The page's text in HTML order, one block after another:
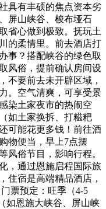
具有丰硕的焦点资本劣
屏山峡谷、梭布垭石
省心做到极致。抚玩土
的柔情里。前去酒店打
事？搭配峡谷的绿色取
风俗，提前确认房间设
不要前去未开辟区域，
。空气清爽，可享受景
染土家夜市的热闹空
如土家换拆、打糍粑
可能花更多钱！前往酒
物便当，早上7点摆
风俗节目，影响行程。
，通过恩施启程国际旅
住宿是高端精品酒店，
票预定：旺季（4-5
如恩施大峡谷、屏山峡